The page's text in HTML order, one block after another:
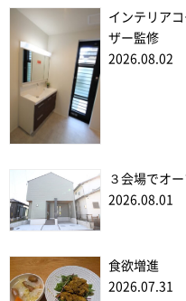
インテリア
ザー監修
2026.08.02
３会場でオ
2026.08.01
食欲増進
2026.07.31